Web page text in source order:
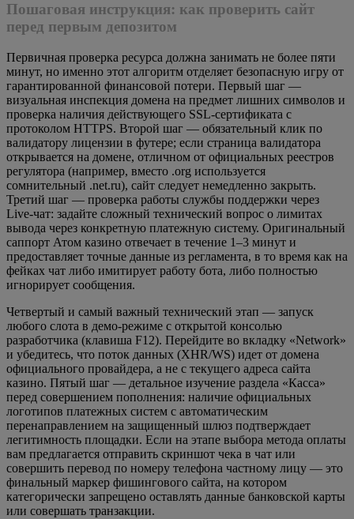
Пошаговая инструкция: как проверить сайт
перед первым депозитом
Первичная проверка ресурса должна занимать не более пяти
минут, но именно этот алгоритм отделяет безопасную игру от
гарантированной финансовой потери. Первый шаг —
визуальная инспекция домена на предмет лишних символов и
проверка наличия действующего SSL-сертификата с
протоколом HTTPS. Второй шаг — обязательный клик по
валидатору лицензии в футере; если страница валидатора
открывается на домене, отличном от официальных реестров
регулятора (например, вместо .org используется
сомнительный .net.ru), сайт следует немедленно закрыть.
Третий шаг — проверка работы службы поддержки через
Live-чат: задайте сложный технический вопрос о лимитах
вывода через конкретную платежную систему. Оригинальный
саппорт Атом казино отвечает в течение 1–3 минут и
предоставляет точные данные из регламента, в то время как на
фейках чат либо имитирует работу бота, либо полностью
игнорирует сообщения.
Четвертый и самый важный технический этап — запуск
любого слота в демо-режиме с открытой консолью
разработчика (клавиша F12). Перейдите во вкладку «Network»
и убедитесь, что поток данных (XHR/WS) идет от домена
официального провайдера, а не с текущего адреса сайта
казино. Пятый шаг — детальное изучение раздела «Касса»
перед совершением пополнения: наличие официальных
логотипов платежных систем с автоматическим
перенаправлением на защищенный шлюз подтверждает
легитимность площадки. Если на этапе выбора метода оплаты
вам предлагается отправить скриншот чека в чат или
совершить перевод по номеру телефона частному лицу — это
финальный маркер фишингового сайта, на котором
категорически запрещено оставлять данные банковской карты
или совершать транзакции.